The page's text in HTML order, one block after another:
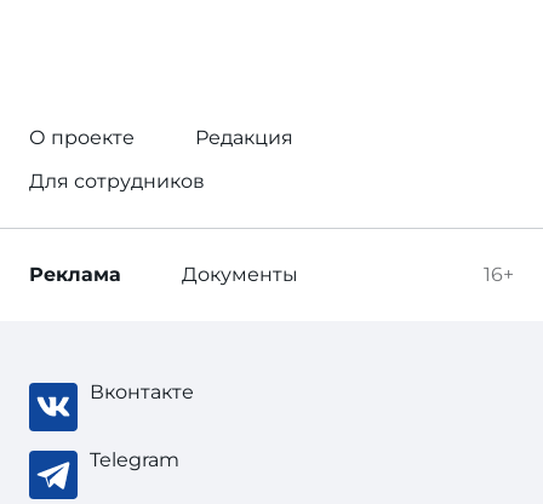
О проекте
Редакция
Для сотрудников
16+
Реклама Документы
Вконтакте
Telegram